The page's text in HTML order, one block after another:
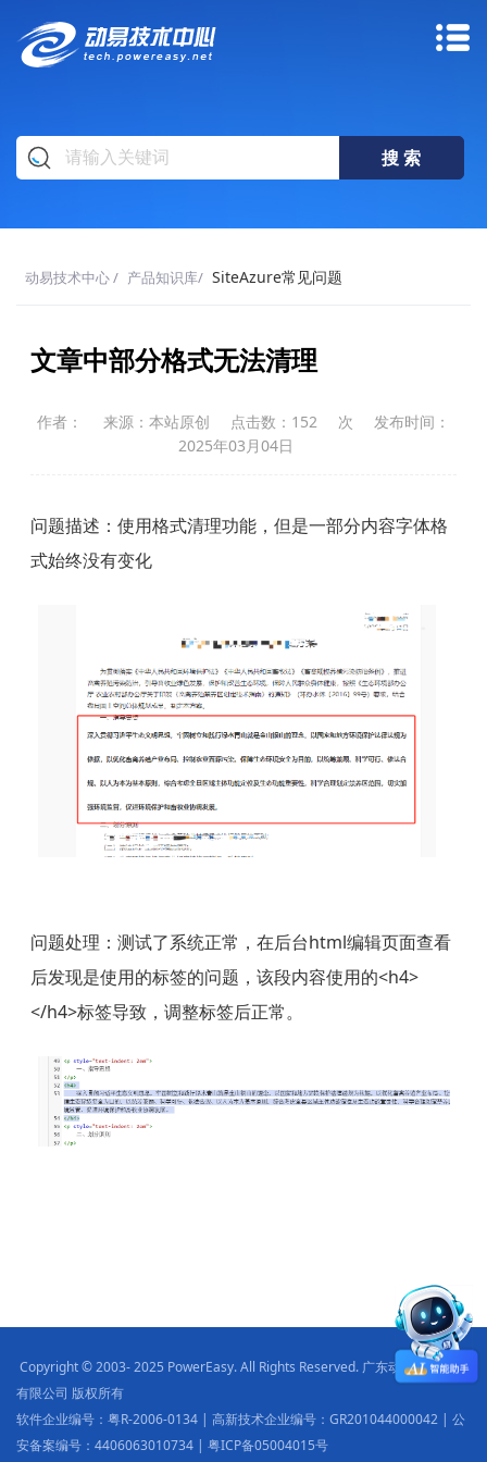
动易技术中心/ 产品知识库/ SiteAzure常见问题
文章中部分格式无法清理
作者： 来源：本站原创 点击数： 152 次
发布时间：
2025年03月04日
问题描述：使用格式清理功能，但是一部分内容字体格
式始终没有变化
问题处理：测试了系统正常，在后台html编辑页面查看
后发现是使用的标签的问题，该段内容使用的<h4>
</h4>标签导致，调整标签后正常。
Copyright © 2003- 2025 PowerEasy. All Rights Reserved. 广东动易软件股份
有限公司 版权所有
软件企业编号：粤R-2006-0134 | 高新技术企业编号：GR201044000042 | 公
安备案编号：4406063010734 | 粤ICP备05004015号